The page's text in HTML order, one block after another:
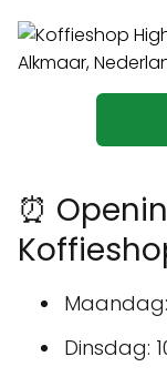
⏰
Maandag:
Dinsdag: